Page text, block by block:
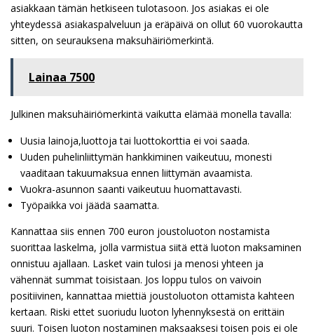
asiakkaan tämän hetkiseen tulotasoon. Jos asiakas ei ole
yhteydessä asiakaspalveluun ja eräpäivä on ollut 60 vuorokautta
sitten, on seurauksena maksuhäiriömerkintä.
Lainaa 7500
Julkinen maksuhäiriömerkintä vaikutta elämää monella tavalla:
Uusia lainoja,luottoja tai luottokorttia ei voi saada.
Uuden puhelinliittymän hankkiminen vaikeutuu, monesti
vaaditaan takuumaksua ennen liittymän avaamista.
Vuokra-asunnon saanti vaikeutuu huomattavasti.
Työpaikka voi jäädä saamatta.
Kannattaa siis ennen 700 euron joustoluoton nostamista
suorittaa laskelma, jolla varmistua siitä että luoton maksaminen
onnistuu ajallaan. Lasket vain tulosi ja menosi yhteen ja
vähennät summat toisistaan. Jos loppu tulos on vaivoin
positiivinen, kannattaa miettiä joustoluoton ottamista kahteen
kertaan. Riski ettet suoriudu luoton lyhennyksestä on erittäin
suuri. Toisen luoton nostaminen maksaaksesi toisen pois ei ole